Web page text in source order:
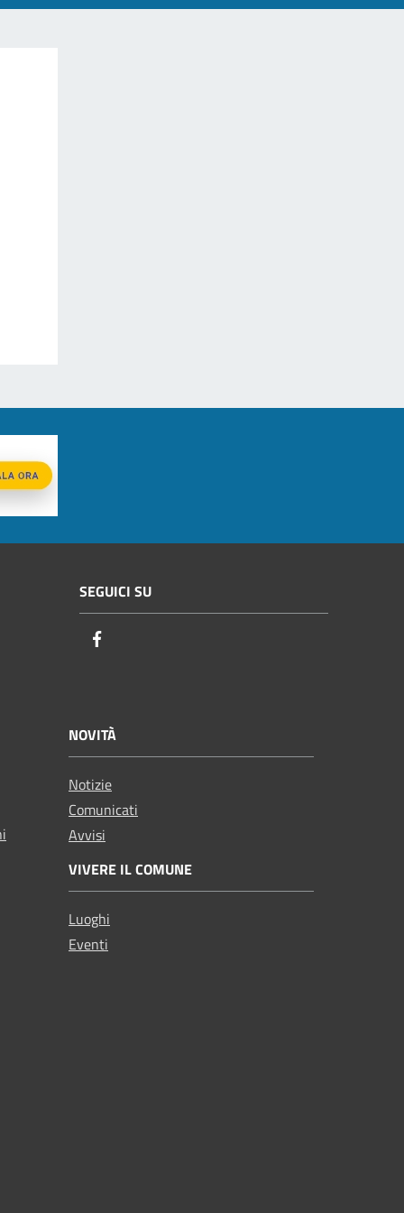
SEGUICI SU
NOVITÀ
Notizie
Comunicati
Avvisi
VIVERE IL COMUNE
Luoghi
Eventi